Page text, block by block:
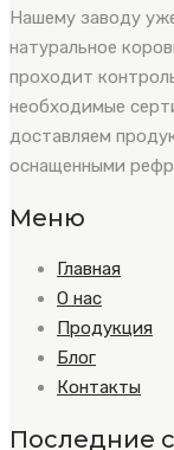
Нашему заводу
натуральное
проходит
необходимые
доставляем
оснащенными
Меню
Главная
О нас
Продукция
Блог
Контакты
Последние